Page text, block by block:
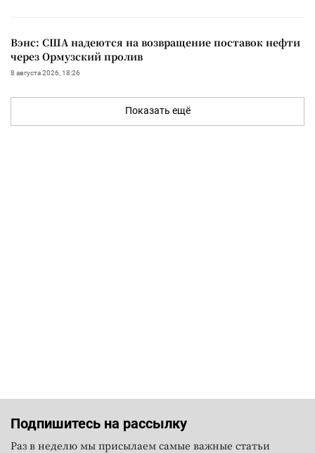
Вэнс: США надеются на возвращение поставок нефти
через Ормузский пролив
8 августа 2026, 18:26
Показать ещё
Подпишитесь на рассылку
Раз в неделю мы присылаем самые важные статьи